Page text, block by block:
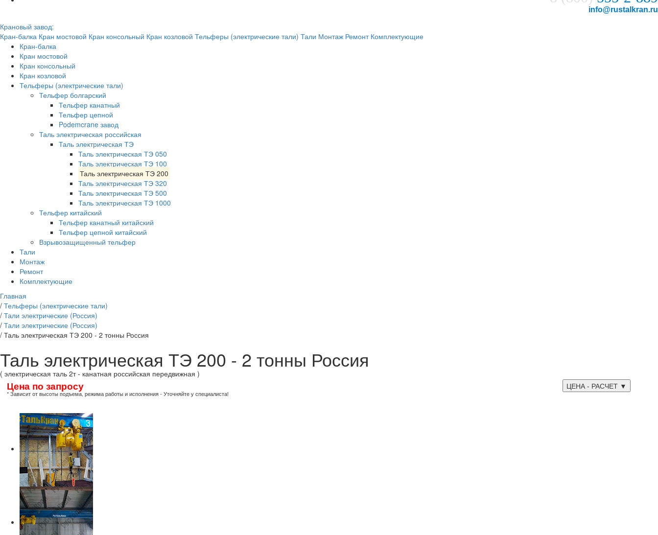
info@rustalkran.ru
Крановый завод:
Кран-балка Кран мостовой Кран консольный Кран козловой Тельферы (электрические тали) Тали Монтаж Ремонт Комплектующие
Кран-балка
Кран мостовой
Кран консольный
Кран козловой
Тельферы (электрические тали)
Тельфер болгарский
Тельфер канатный
Тельфер цепной
Podemcrane завод
Таль электрическая российская
Таль электрическая ТЭ
Таль электрическая ТЭ 050
Таль электрическая ТЭ 100
Таль электрическая ТЭ 200
Таль электрическая ТЭ 320
Таль электрическая ТЭ 500
Таль электрическая ТЭ 1000
Тельфер китайский
Тельфер канатный китайский
Тельфер цепной китайский
Взрывозащищенный тельфер
Тали
Монтаж
Ремонт
Комплектующие
Главная
/ Тельферы (электрические тали)
/ Тали электрические (Россия)
/ Тали электрические (Россия)
/ Таль электрическая ТЭ 200 - 2 тонны Россия
Таль электрическая ТЭ 200 - 2 тонны Россия
( электрическая таль 2т - канатная российская передвижная )
Цена по запросу
* Зависит от высоты подъема, режима работы и исполнения - Уточняйте у специалиста!
ЦЕНА - РАСЧЕТ ▼